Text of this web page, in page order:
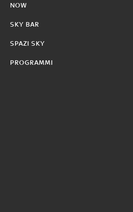
NOW
SKY BAR
SPAZI SKY
PROGRAMMI